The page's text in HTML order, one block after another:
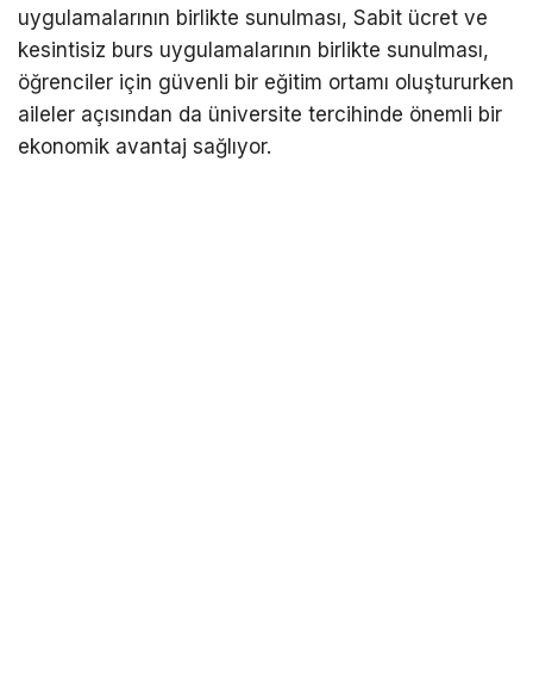
uygulamalarının birlikte sunulması, Sabit ücret ve
kesintisiz burs uygulamalarının birlikte sunulması,
öğrenciler için güvenli bir eğitim ortamı oluştururken
aileler açısından da üniversite tercihinde önemli bir
ekonomik avantaj sağlıyor.